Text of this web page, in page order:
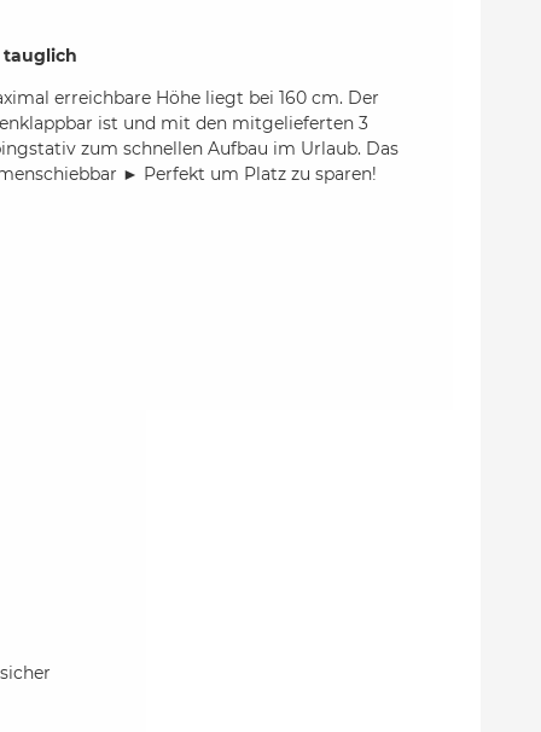
tauglich
erreichbare Höhe liegt bei 160 cm. Der
ist und mit den mitgelieferten 3
zum schnellen Aufbau im Urlaub. Das
► Perfekt um Platz zu sparen!